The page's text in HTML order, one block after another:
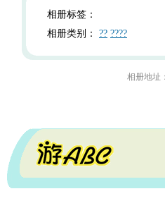
相册标签：
相册类别： ?? ????
相册地址